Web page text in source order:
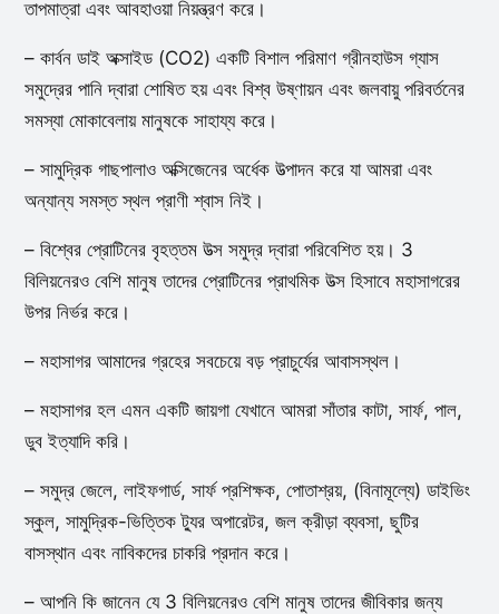
তাপমাত্রা এবং আবহাওয়া নিয়ন্ত্রণ করে।
– কার্বন ডাই অক্সাইড (CO2) একটি বিশাল পরিমাণ গ্রীনহাউস গ্যাস
সমুদ্রের পানি দ্বারা শোষিত হয় এবং বিশ্ব উষ্ণায়ন এবং জলবায়ু পরিবর্তনের
সমস্যা মোকাবেলায় মানুষকে সাহায্য করে।
– সামুদ্রিক গাছপালাও অক্সিজেনের অর্ধেক উত্পাদন করে যা আমরা এবং
অন্যান্য সমস্ত স্থল প্রাণী শ্বাস নিই।
– বিশ্বের প্রোটিনের বৃহত্তম উত্স সমুদ্র দ্বারা পরিবেশিত হয়। 3
বিলিয়নেরও বেশি মানুষ তাদের প্রোটিনের প্রাথমিক উত্স হিসাবে মহাসাগরের
উপর নির্ভর করে।
– মহাসাগর আমাদের গ্রহের সবচেয়ে বড় প্রাচুর্যের আবাসস্থল।
– মহাসাগর হল এমন একটি জায়গা যেখানে আমরা সাঁতার কাটা, সার্ফ, পাল,
ডুব ইত্যাদি করি।
– সমুদ্র জেলে, লাইফগার্ড, সার্ফ প্রশিক্ষক, পোতাশ্রয়, (বিনামূল্যে) ডাইভিং
স্কুল, সামুদ্রিক-ভিত্তিক ট্যুর অপারেটর, জল ক্রীড়া ব্যবসা, ছুটির
বাসস্থান এবং নাবিকদের চাকরি প্রদান করে।
– আপনি কি জানেন যে 3 বিলিয়নেরও বেশি মানুষ তাদের জীবিকার জন্য